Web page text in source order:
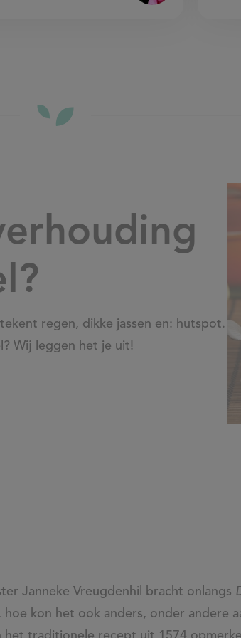
regen, dikke jassen en: hutspot.
Wij leggen het je uit!
Janneke Vreugdenhil bracht onlangs
hoe kon het ook anders, onder andere